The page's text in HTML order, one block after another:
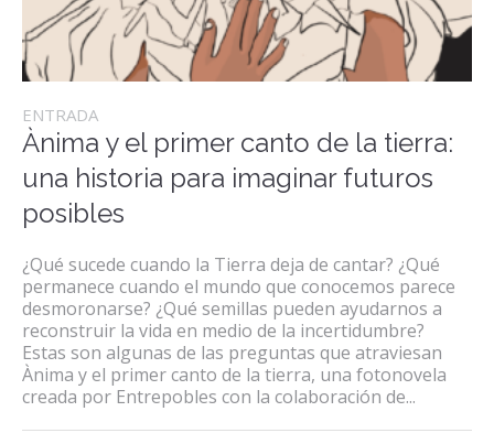
ENTRADA
Ànima y el primer canto de la tierra:
una historia para imaginar futuros
posibles
¿Qué sucede cuando la Tierra deja de cantar? ¿Qué
permanece cuando el mundo que conocemos parece
desmoronarse? ¿Qué semillas pueden ayudarnos a
reconstruir la vida en medio de la incertidumbre?
Estas son algunas de las preguntas que atraviesan
Ànima y el primer canto de la tierra, una fotonovela
creada por Entrepobles con la colaboración de...